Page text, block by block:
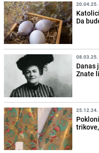
Da
Danas
Znate